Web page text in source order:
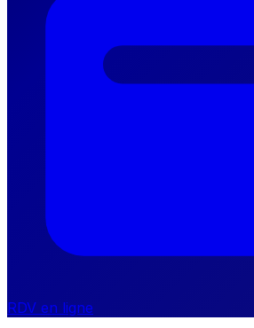
RDV en ligne